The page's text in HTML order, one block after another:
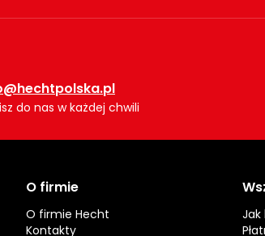
do nas w każdej chwili
O firmie
O firmie Hecht
Kontakty
Jak